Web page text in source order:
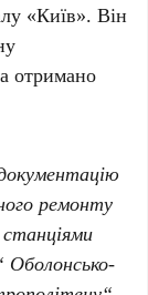
«Київ». Він
отримано
ремонту